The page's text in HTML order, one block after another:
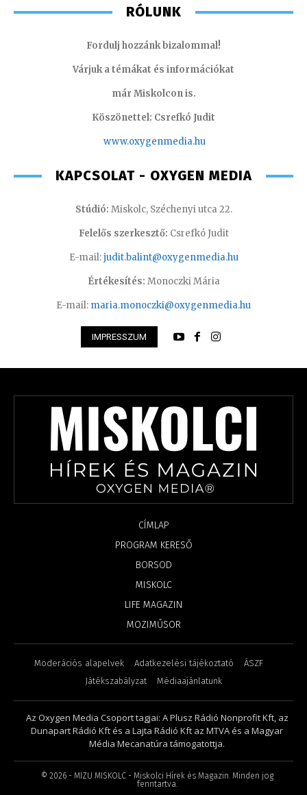
RÓLUNK
Fordulj hozzánk bizalommal!
Várjuk a témákat és információkat
már Miskolcon is.
Köszönettel: Csrefkó Judit
www.oxygenmedia.hu
KAPCSOLAT - OXYGEN MEDIA
Stúdió: Miskolc, Széchenyi utca 22.
Felelős szerkesztő: Csrefkó Judit
E-mail:judit.balint@oxygenmedia.hu
Értékesítés: Monoczki Mária
E-mail: maria.monoczki@oxygenmedia.hu
IMPRESSZUM
CÍMLAP
PROGRAM KERESŐ
BORSOD
MISKOLC
LIFE MAGAZIN
MOZIMŰSOR
Moderációs alapelvek Adatkezelési tájékoztató
ÁSZF
Játékszabályzat
Médiaajánlatunk
Az Oxygen Media Csoport tagjai: A Plusz Rádió Nonprofit Kft, az
Dunapart Rádió Kft és a Lajta Rádió Kft az MTVA és a Magyar
Média Mecanatúra támogatottja.
© 2026- MIZU MISKOLC - Miskolci Hírek és Magazin. Minden jog
fenntartva.